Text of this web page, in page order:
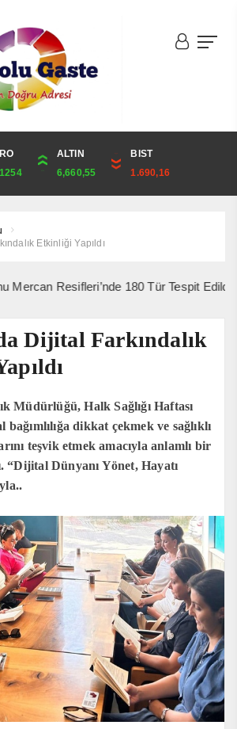
ALTIN
6,660,55
BIST
1.690,16
ÇEYREK
10,889,99
CUMHURİYET
44,750,00
Etkinliği Yapıldı
180 Tür Tespit Edildi *** 10
Dijital Farkındalık
Müdürlüğü, Halk Sağlığı Haftası
dikkat çekmek ve sağlıklı
teşvik etmek amacıyla anlamlı bir
“Dijital Dünyanı Yönet, Hayatı